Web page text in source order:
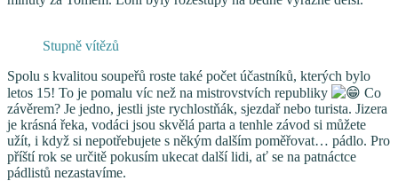
Stupně vítězů
Spolu s kvalitou soupeřů roste také počet účastníků, kterých bylo
letos 15! To je pomalu víc než na mistrovstvích republiky
Co
závěrem? Je jedno, jestli jste rychlostňák, sjezdař nebo turista. Jizera
je krásná řeka, vodáci jsou skvělá parta a tenhle závod si můžete
užít, i když si nepotřebujete s někým dalším poměřovat… pádlo. Pro
příští rok se určitě pokusím ukecat další lidi, ať se na patnáctce
pádlistů nezastavíme.